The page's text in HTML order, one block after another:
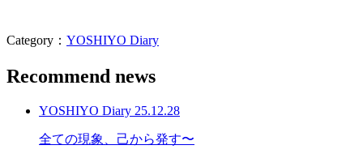
Category： YOSHIYO Diary
Recommend news
YOSHIYO Diary 25.12.28
全ての現象、己から発す〜